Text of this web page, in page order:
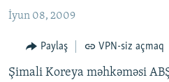
qayıt
#ƏSLINDƏ
FƏRQƏ BAX
QANUNI DOĞRU
İyun 08, 2009
Paylaş VPN-siz açmaq
Şimali Koreya məhkəməsi